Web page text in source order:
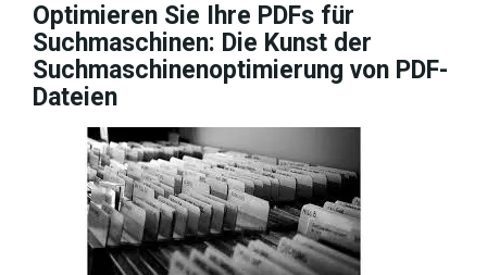
Optimieren Sie Ihre PDFs für
Suchmaschinen: Die Kunst der
Suchmaschinenoptimierung von PDF-
Dateien